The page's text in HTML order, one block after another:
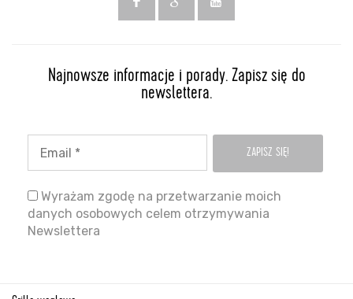
Najnowsze informacje i porady. Zapisz się do
newslettera.
Wyrażam zgodę na przetwarzanie moich
danych osobowych celem otrzymywania
Newslettera